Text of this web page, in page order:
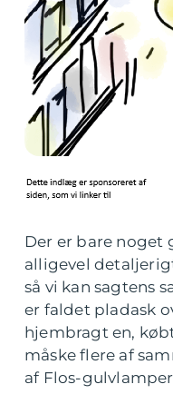
Der er bare noget
alligevel
så vi kan sagtens
er faldet pladask
hjembragt en,
måske flere af
af Flos-